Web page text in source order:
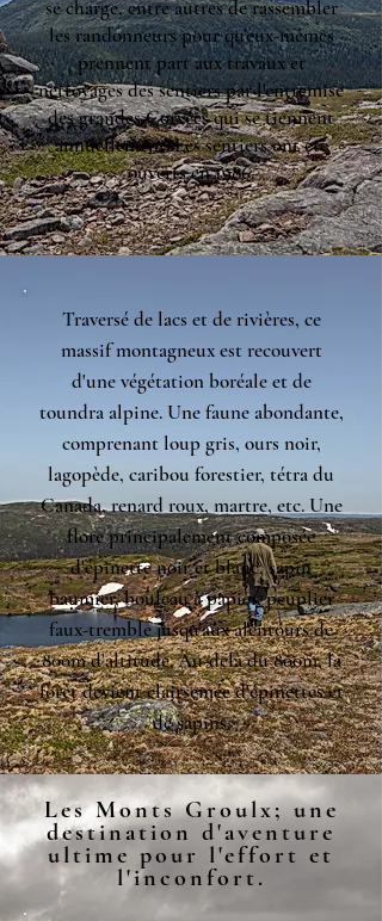
se charge, entre autres de rassembler
les randonneurs pour qu'eux-mêmes
prennent part aux travaux et
nettoyages des sentiers par l'entremise
des grandes Corvées qui se tiennent
annuellement. Les sentiers ont été
ouverts en 1986.
Traversé de lacs et de rivières, ce
massif montagneux est recouvert
d'une végétation boréale et de
toundra alpine. Une faune abondante,
comprenant loup gris, ours noir,
lagopède, caribou forestier, tétra du
Canada, renard roux, martre, etc. Une
flore principalement composée
d'épinette noir et blanc, sapin
baumier, bouleau à papier, peuplier
faux-tremble jusqu'aux alentours de
800m d'altitude. Au-delà du 800m, la
forêt devient clairsemée d'épinettes et
de sapins.
Les Monts Groulx; une
destination d'aventure
ultime pour l'effort et
l'inconfort.